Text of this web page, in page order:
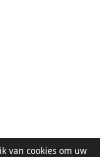
van cookies om uw